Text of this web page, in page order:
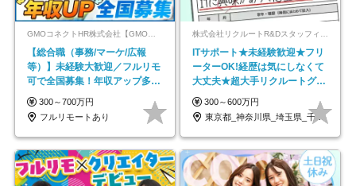
GMOコネクトHR株式会社【GMOインターネットグループ】
【総合職（事務/マーケ/広報
等）】未経験大歓迎／フルリモ
可で全国募集！年収アップ多数
★年休最大130日★
300～700万円
フルリモートあり
ITサポート★未経験歓迎★フリ
ーターOK!経歴は気にしなくて
大丈夫★超大手リクルートグル
ープの正社員/sg
300～600万円
東京都_神奈川県_埼玉県_千葉県_大阪府…